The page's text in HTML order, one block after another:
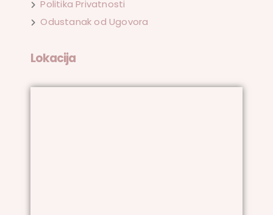
Politika Privatnosti
Odustanak od Ugovora
Lokacija